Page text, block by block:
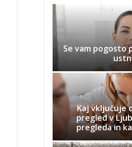
Se vam pogosto
Kaj vključuje
pregled v
pregleda in